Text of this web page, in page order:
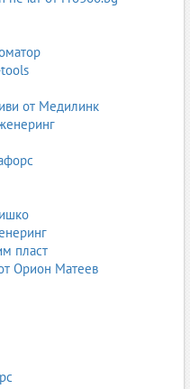
от Медилинк
пласт
Орион Матеев